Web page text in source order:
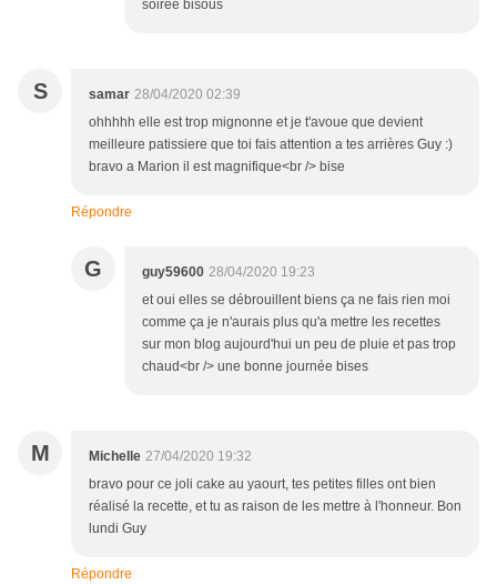
soirée bisous
S samar 28/04/2020 02:39
ohhhhh elle est trop mignonne et je t'avoue que devient
meilleure patissiere que toi fais attention a tes arrières Guy :)
bravo a Marion il est magnifique<br /> bise
Répondre
G guy59600 28/04/2020 19:23
et oui elles se débrouillent biens ça ne fais rien moi
comme ça je n'aurais plus qu'a mettre les recettes
sur mon blog aujourd'hui un peu de pluie et pas trop
chaud<br /> une bonne journée bises
M Michelle 27/04/2020 19:32
bravo pour ce joli cake au yaourt, tes petites filles ont bien
réalisé la recette, et tu as raison de les mettre à l'honneur. Bon
lundi Guy
Répondre